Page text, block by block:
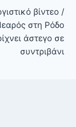
βίντεο /
στη Ρόδο
άστεγο σε
συντριβάνι